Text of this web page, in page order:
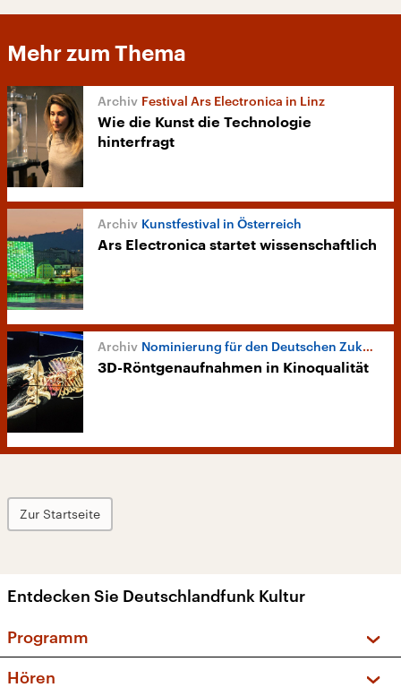
Mehr zum Thema
Festival Ars Electronica in Linz
Wie die Kunst die Technologie
hinterfragt
Kunstfestival in Österreich
Ars Electronica startet wissenschaftlich
Nominierung für den Deutschen Zukunftspreis 2017
3D-Röntgenaufnahmen in Kinoqualität
Zur Startseite
Entdecken Sie Deutschlandfunk Kultur
Programm
Hören